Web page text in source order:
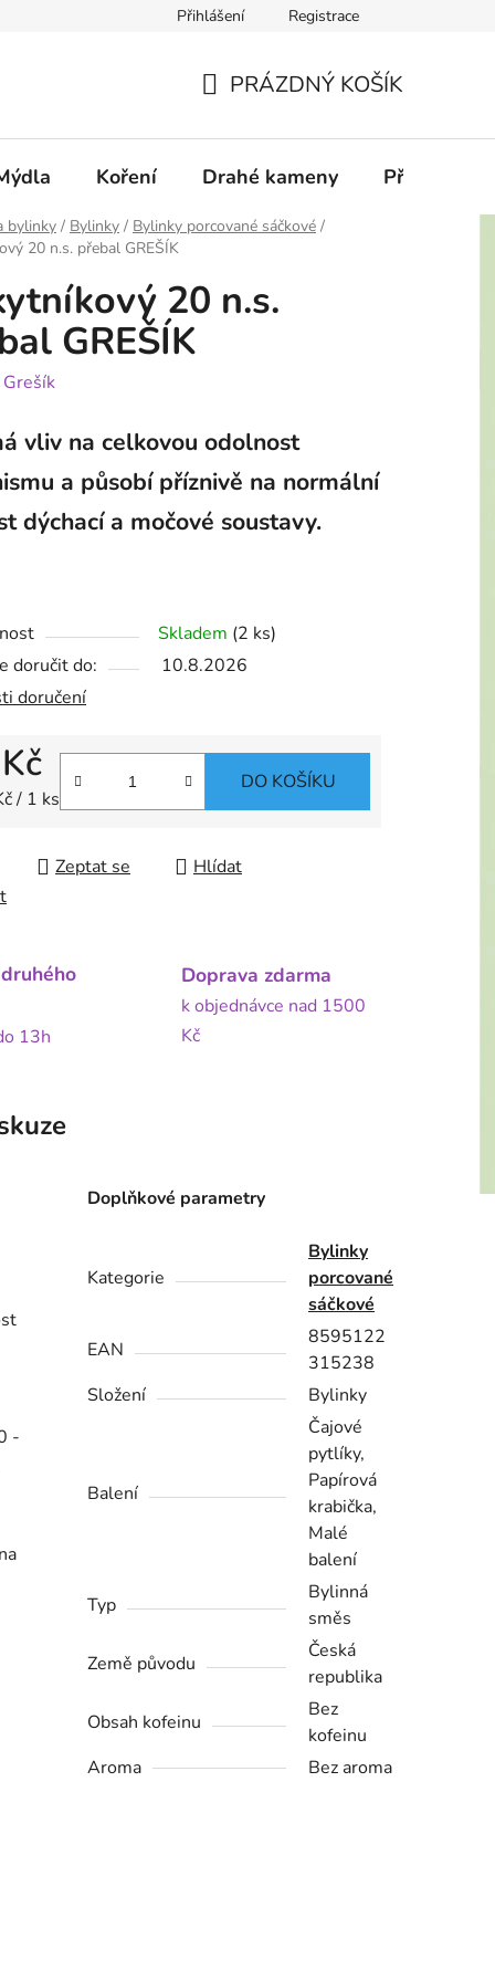
Přihlášení Registrace
KOŠÍK
PRÁZDNÝ KOŠÍK
Koření Drahé kameny
bylinky / Bylinky / Bylinky porcované sáčkové /
20 n.s. přebal GREŠÍK
20 n.s.
GREŠÍK
Grešík
vliv na celkovou odolnost
a působí příznivě na normální
dýchací a močové soustavy.
Skladem (2 ks)
doručit do:
10.8.2026
doručení
cena:
/ 1 ks
DO KOŠÍKU
Zeptat se
Hlídat
13h
Doprava zdarma
k objednávce nad 1500
Kč
-
Doplňkové parametry
Kategorie
Bylinky
porcované
sáčkové
EAN
8595122
315238
Složení
Bylinky
Balení
Čajové
pytlíky,
Papírová
krabička,
Malé
balení
Typ
Bylinná
směs
Země původu
Česká
republika
Obsah kofeinu
Bez
kofeinu
Aroma
Bez aroma